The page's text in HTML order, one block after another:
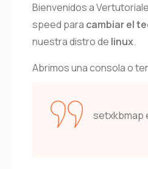
Bienvenidos a
speed para cambiar el
nuestra distro de linux.
Abrimos una consola o
setxkbmap